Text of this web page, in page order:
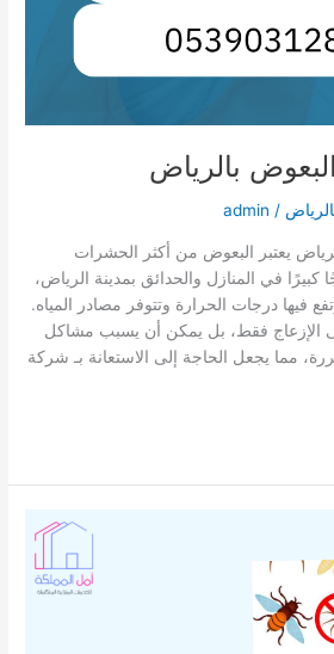
بالرياض
/
admin
يعتبر البعوض من أكثر الحشرات
في المنازل والحدائق بمدينة الرياض،
فيها درجات الحرارة وتتوفر مصادر المياه.
الإزعاج فقط، بل يمكن أن يسبب مشاكل
مما يجعل الحاجة إلى الاستعانة بـ شركة